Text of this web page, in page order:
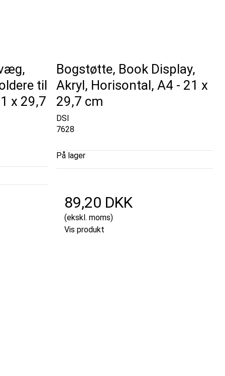
til
x 29,7
Bogstøtte, Book Display,
Akryl, Horisontal, A4 - 21 x
29,7 cm
DSI
7628
På lager
89,20 DKK
(ekskl. moms)
Vis produkt